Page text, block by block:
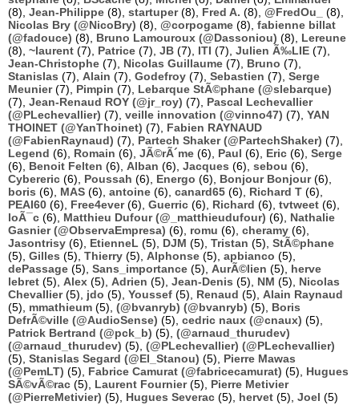
(8), Jean-Philippe (8), startuper(8), Fred A. (8), @FredOu_
(8),
Nicolas Bry (@NicoBry) (8), @corpogame (8), fabienne billat
(@fadouce) (8), Bruno Lamouroux (@Dassoniou) (8), Lereune
(8), ~laurent (7), Patrice (7), JB (7), ITI (7), Julien Ã‰LIE (7),
Jean-Christophe (7), Nicolas Guillaume (7), Bruno (7),
Stanislas (7), Alain (7), Godefroy (7), Sebastien (7), Serge
Meunier(7), Pimpin (7), Lebarque StÃ©phane (@slebarque)
(7), Jean-Renaud ROY (@jr_roy) (7), Pascal Lechevallier
(@PLechevallier) (7), veille innovation (@vinno47) (7), YAN
THOINET (@YanThoinet) (7), Fabien RAYNAUD
(@FabienRaynaud) (7), Partech Shaker (@PartechShaker) (7),
Legend (6), Romain (6), JÃ©rÃ´me (6), Paul (6), Eric (6), Serge
(6), Benoit Felten (6), Alban (6), Jacques (6), sebou (6),
Cybereric (6), Poussah (6), Energo (6), Bonjour Bonjour(6),
boris (6), MAS (6), antoine (6), canard65 (6), Richard T (6),
PEAI60 (6), Free4ever(6), Guerric (6), Richard (6), tvtweet (6),
loÃ¯c (6), Matthieu Dufour (@_matthieudufour) (6), Nathalie
Gasnier (@ObservaEmpresa) (6), romu (6), cheramy (6),
Jasontrisy (6), EtienneL (5), DJM (5), Tristan (5), StÃ©phane
(5), Gilles (5), Thierry (5), Alphonse (5), apbianco (5),
dePassage (5), Sans_importance (5), AurÃ©lien (5), herve
lebret (5), Alex (5), Adrien (5), Jean-Denis (5), NM (5), Nicolas
Chevallier(5), jdo (5), Youssef (5), Renaud (5), Alain Raynaud
(5), mmathieum (5), (@bvanryb) (@bvanryb) (5), Boris
DefrÃ©ville (@AudioSense) (5), cedric naux (@cnaux) (5),
Patrick Bertrand (@pck_b) (5), (@arnaud_thurudev)
(@arnaud_thurudev) (5), (@PLechevallier) (@PLechevallier)
(5), Stanislas Segard (@El_Stanou) (5), Pierre Mawas
(@PemLT) (5), Fabrice Camurat (@fabricecamurat) (5), Hugues
SÃ©vÃ©rac (5), Laurent Fournier(5), Pierre Metivier
(@PierreMetivier) (5), Hugues Severac (5), hervet (5), Joel (5)